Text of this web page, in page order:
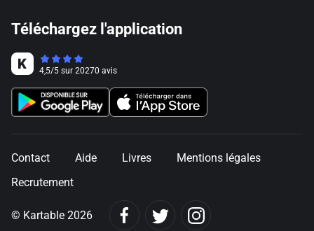
Téléchargez l'application
4,5/5 sur 20270 avis
Contact Aide Livres
Mentions légales
Recrutement
© Kartable 2026